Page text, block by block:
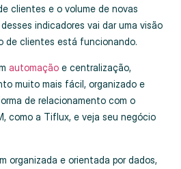
clientes e o volume de novas
indicadores vai dar uma visão
de clientes está funcionando.
automação e centralização,
muito mais fácil, organizado e
de relacionamento com o
como a Tiflux, e veja seu negócio
organizada e orientada por dados,